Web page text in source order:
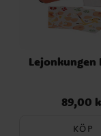
Lejonkungen
Pris:89,00
89,00
KÖP